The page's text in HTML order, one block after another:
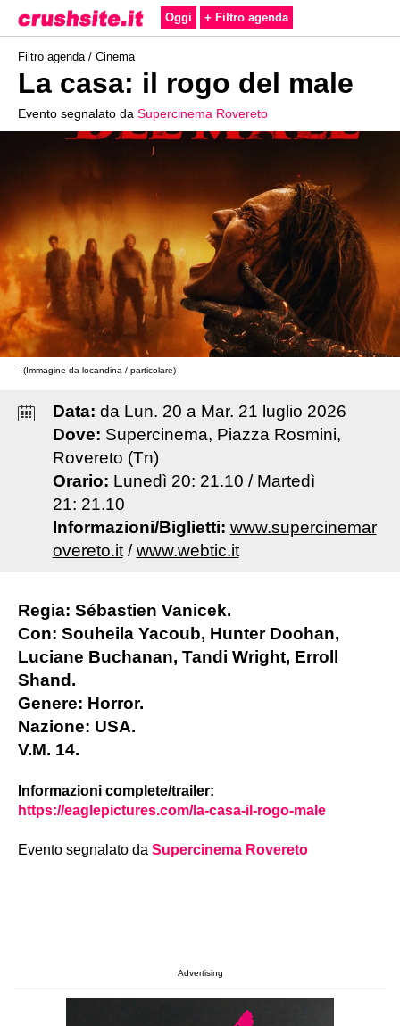
Oggi + Filtro agenda
Filtro agenda / Cinema
La casa: il rogo del male
Evento segnalato da Supercinema Rovereto
- (Immagine da locandina / particolare)
Data: da Lun. 20 a Mar. 21 luglio 2026
Dove: Supercinema, Piazza Rosmini,
Rovereto (Tn)
Orario: Lunedì 20: 21.10 / Martedì
21: 21.10
Informazioni/Biglietti: www.supercinemar
overeto.it/www.webtic.it
Regia: Sébastien Vanicek.
Con: Souheila Yacoub, Hunter Doohan,
Luciane Buchanan, Tandi Wright, Erroll
Shand.
Genere: Horror.
Nazione: USA.
V.M. 14.
Informazioni complete/trailer:
https://eaglepictures.com/la-casa-il-rogo-male
Evento segnalato da Supercinema Rovereto
Advertising